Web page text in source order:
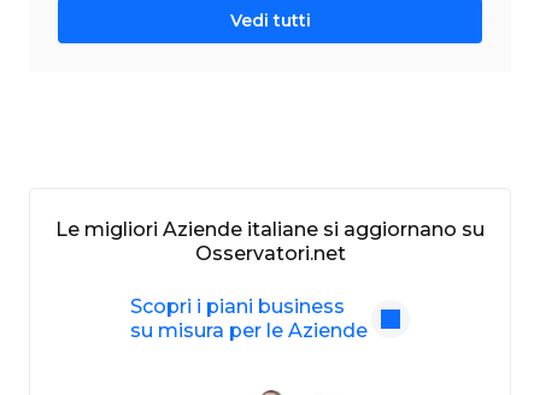
Vedi tutti
Le migliori Aziende italiane si aggiornano su
Osservatori.net
Scopri i piani business
su misura per le Aziende